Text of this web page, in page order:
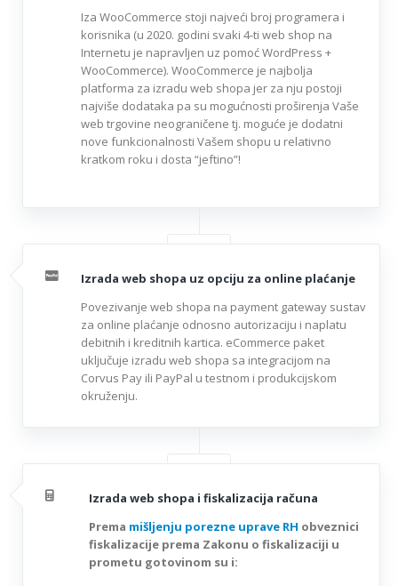
Iza WooCommerce stoji najveći broj programera i
korisnika (u 2020. godini svaki 4-ti web shop na
Internetu je napravljen uz pomoć WordPress +
WooCommerce). WooCommerce je najbolja
platforma za izradu web shopa jer za nju postoji
najviše dodataka pa su mogućnosti proširenja Vaše
web trgovine neograničene tj. moguće je dodatni
nove funkcionalnosti Vašem shopu u relativno
kratkom roku i dosta “jeftino”!
Izrada web shopa uz opciju za online plaćanje
Povezivanje web shopa na payment gateway sustav
za online plaćanje odnosno autorizaciju i naplatu
debitnih i kreditnih kartica. eCommerce paket
uključuje izradu web shopa sa integracijom na
Corvus Pay ili PayPal u testnom i produkcijskom
okruženju.
Izrada web shopa i fiskalizacija računa
Prema mišljenju porezne uprave RH obveznici
fiskalizacije prema Zakonu o fiskalizaciji u
prometu gotovinom su i: